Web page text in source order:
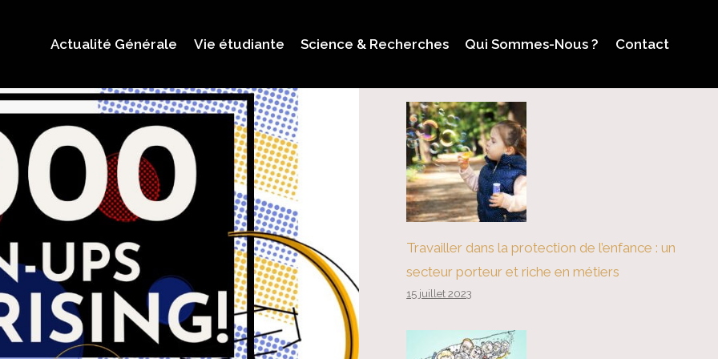
Actualité Générale Vie étudiante Science & Recherches Qui Sommes-Nous ? Contact
Travailler dans la protection de l’enfance : un
secteur porteur et riche en métiers
15 juillet 2023